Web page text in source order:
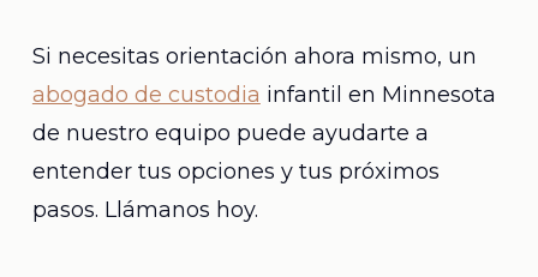
Si necesitas orientación ahora mismo, un
abogado de custodia infantil en Minnesota
de nuestro equipo puede ayudarte a
entender tus opciones y tus próximos
pasos. Llámanos hoy.